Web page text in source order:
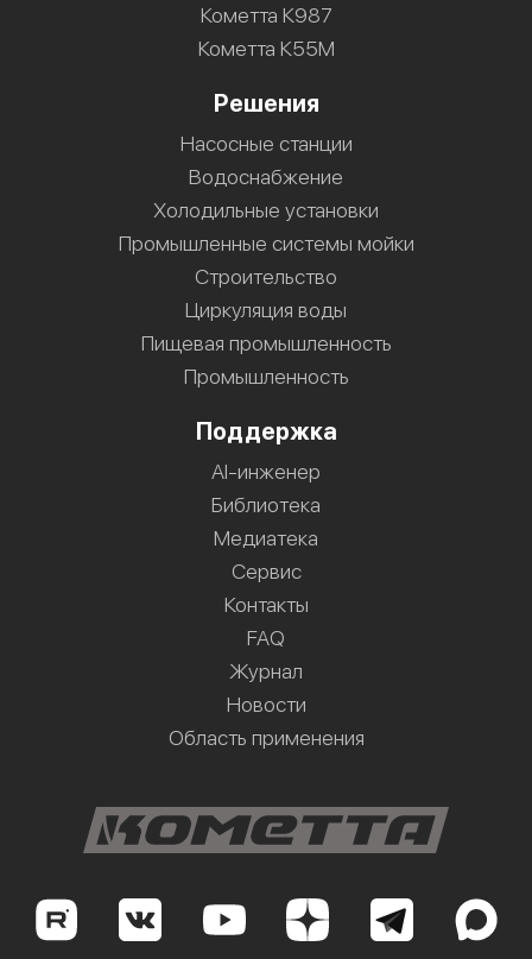
Кометта К987
Кометта К55М
Решения
Насосные станции
Водоснабжение
Холодильные установки
Промышленные системы мойки
Строительство
Циркуляция воды
Пищевая промышленность
Промышленность
Поддержка
AI-инженер
Библиотека
Медиатека
Сервис
Контакты
FAQ
Журнал
Новости
Область применения